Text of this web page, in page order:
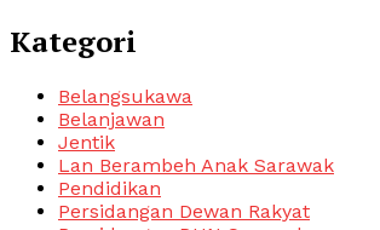
Kategori
Belangsukawa
Belanjawan
Jentik
Lan Berambeh Anak Sarawak
Pendidikan
Persidangan Dewan Rakyat